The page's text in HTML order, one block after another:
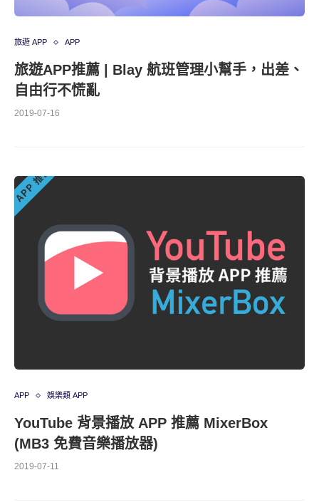
旅遊 APP APP
旅遊APP推薦 | Blay 航班管理小幫手，出差、
自由行不慌亂
2019-07-16
APP 娛樂類 APP
YouTube 背景播放 APP 推薦 MixerBox
(MB3 免費音樂播放器)
2019-07-11